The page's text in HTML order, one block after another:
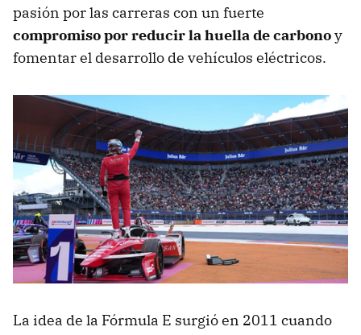
pasión por las carreras con un fuerte
compromiso por reducir la huella de carbonoy
fomentar el desarrollo de vehículos eléctricos.
La idea de la Fórmula E surgió en 2011 cuando